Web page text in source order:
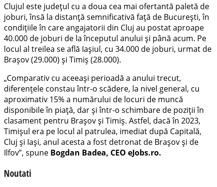
Clujul este județul cu a doua cea mai ofertantă paletă de
joburi, însă la distanță semnificativă față de București, în
condițiile în care angajatorii din Cluj au postat aproape
40.000 de joburi de la începutul anului și până acum. Pe
locul al treilea se află Iașiul, cu 34.000 de joburi, urmat de
Brașov (29.000) și Timiș (28.000).
„Comparativ cu aceeași perioadă a anului trecut,
diferențele constau într-o scădere, la nivel general, cu
aproximativ 15% a numărului de locuri de muncă
disponibile în piață, dar și într-o schimbare de poziții în
clasament pentru Brașov și Timiș. Astfel, dacă în 2023,
Timișul era pe locul al patrulea, imediat după Capitală,
Cluj și Iași, anul acesta a fost detronat de Brașov și de
Ilfov”, spune Bogdan Badea, CEO eJobs.ro.
Noutati